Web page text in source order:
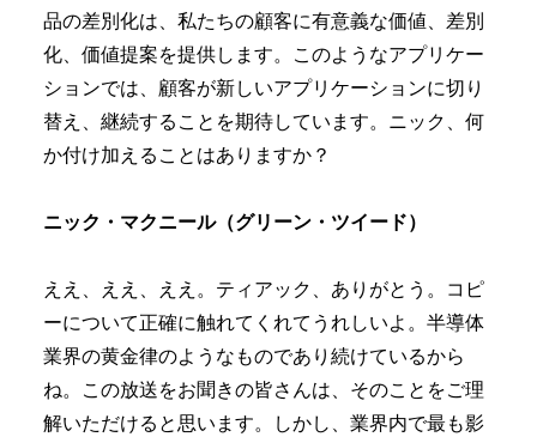
品の差別化は、私たちの顧客に有意義な価値、差別
化、価値提案を提供します。このようなアプリケー
ションでは、顧客が新しいアプリケーションに切り
替え、継続することを期待しています。ニック、何
か付け加えることはありますか？
ニック・マクニール（グリーン・ツイード）
ええ、ええ、ええ。ティアック、ありがとう。コピ
ーについて正確に触れてくれてうれしいよ。半導体
業界の黄金律のようなものであり続けているから
ね。この放送をお聞きの皆さんは、そのことをご理
解いただけると思います。しかし、業界内で最も影